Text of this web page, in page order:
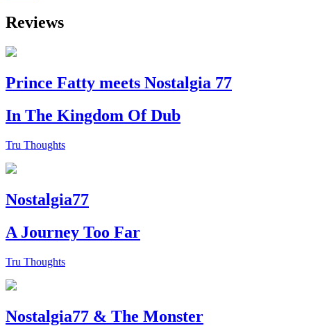
Reviews
Prince Fatty meets Nostalgia 77
In The Kingdom Of Dub
Tru Thoughts
Nostalgia77
A Journey Too Far
Tru Thoughts
Nostalgia77 & The Monster